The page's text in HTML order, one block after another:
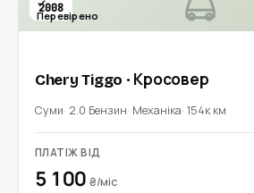
2008
Перевірено
Chery Tiggo · Кросовер
Суми 2.0 Бензин Механіка 154к км
ПЛАТІЖ ВІД
5 100₴/міс